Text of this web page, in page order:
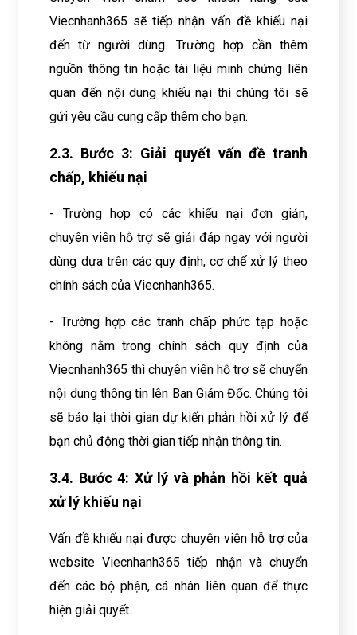
Viecnhanh365 sẽ tiếp nhận vấn đề khiếu nại
đến từ người dùng. Trường hợp cần thêm
nguồn thông tin hoặc tài liệu minh chứng liên
quan đến nội dung khiếu nại thì chúng tôi sẽ
gửi yêu cầu cung cấp thêm cho bạn.
2.3. Bước 3: Giải quyết vấn đề tranh
chấp, khiếu nại
- Trường hợp có các khiếu nại đơn giản,
chuyên viên hỗ trợ sẽ giải đáp ngay với người
dùng dựa trên các quy định, cơ chế xử lý theo
chính sách của Viecnhanh365.
- Trường hợp các tranh chấp phức tạp hoặc
không nằm trong chính sách quy định của
Viecnhanh365 thì chuyên viên hỗ trợ sẽ chuyển
nội dung thông tin lên Ban Giám Đốc. Chúng tôi
sẽ báo lại thời gian dự kiến phản hồi xử lý để
bạn chủ động thời gian tiếp nhận thông tin.
3.4. Bước 4: Xử lý và phản hồi kết quả
xử lý khiếu nại
Vấn đề khiếu nại được chuyên viên hỗ trợ của
website Viecnhanh365 tiếp nhận và chuyển
đến các bộ phận, cá nhân liên quan để thực
hiện giải quyết.